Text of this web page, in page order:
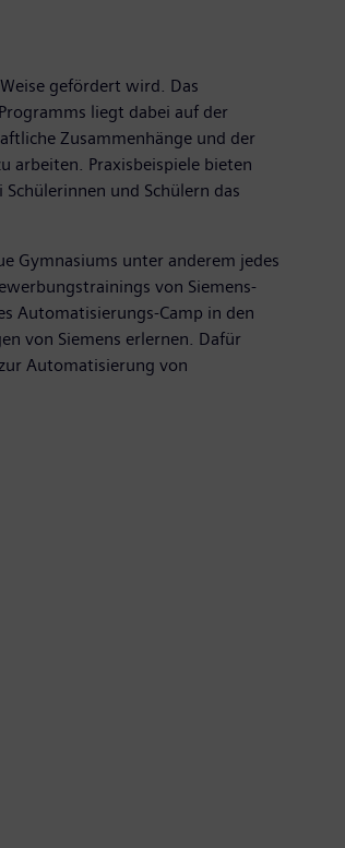
gefördert wird. Das
liegt dabei auf der
Zusammenhänge und der
arbeiten. Praxisbeispiele bieten
und Schülern das
Gymnasiums unter anderem jedes
von Siemens-
Automatisierungs-Camp in den
von Siemens erlernen. Dafür
Automatisierung von